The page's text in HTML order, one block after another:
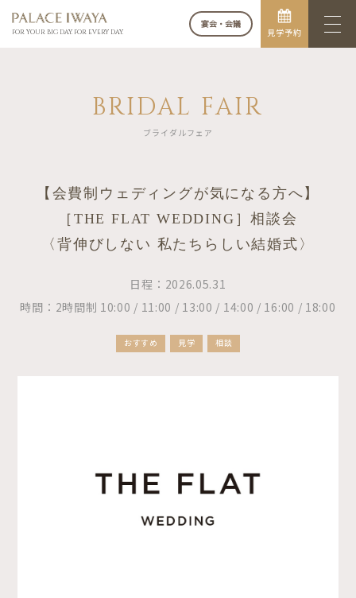
FOR YOUR BIG DAY. FOR EVERY DAY.
宴会・会議
見学予約
BRIDAL FAIR
ブライダルフェア
【会費制ウェディングが気になる方へ】
［THE FLAT WEDDING］相談会
〈背伸びしない 私たちらしい結婚式〉
日程：2026.05.31
時間：2時間制 10:00 / 11:00 / 13:00 / 14:00 / 16:00 / 18:00
おすすめ 見学 相談